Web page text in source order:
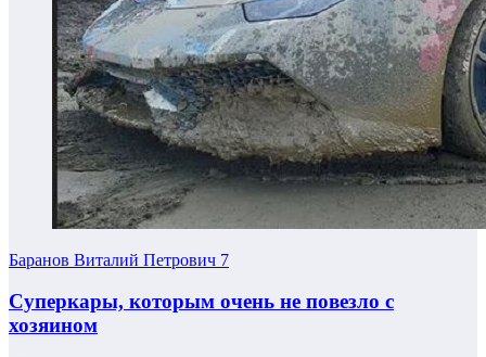
Баранов Виталий Петрович 7
Суперкары, которым очень не повезло с
хозяином